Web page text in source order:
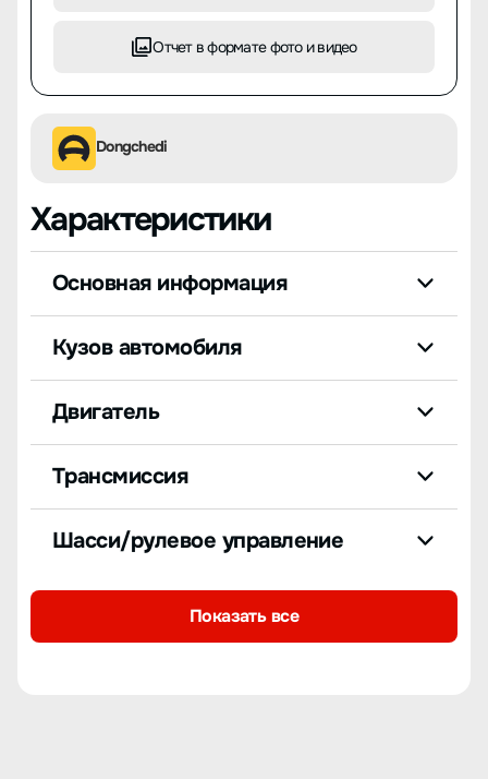
Отчет в формате фото и видео
Dongchedi
Характеристики
Основная информация
Кузов автомобиля
Двигатель
Трансмиссия
Шасси/рулевое управление
Показать все